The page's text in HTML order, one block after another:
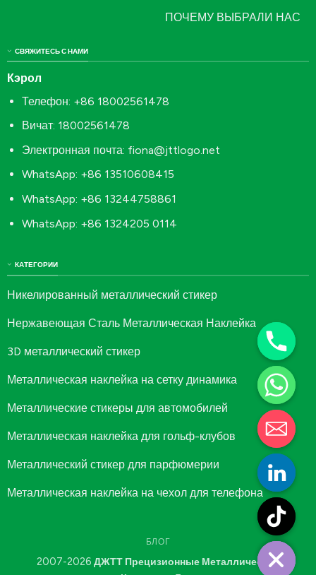
ПОЧЕМУ ВЫБРАЛИ НАС
КАТЕГОРИИ
Никелированный металлический стикер
Нержавеющая Сталь Металлическая Наклейка
3D металлический стикер
Металлическая наклейка на сетку динамика
Металлические стикеры для автомобилей
Металлическая наклейка для гольф-клубов
Металлический стикер для парфюмерии
Металлическая наклейка на чехол для телефона
СВЯЖИТЕСЬ С НАМИ
Кэрол
Телефон: +86 18002561478
Вичат: 18002561478
Электронная почта: fiona@jttlogo.net
WhatsApp: +86 13510608415
WhatsApp: +86 13244758861
WhatsApp: +86 1324205 0114
БЛОГ
2007-2026 ДЖТТ Прецизионные Металлические